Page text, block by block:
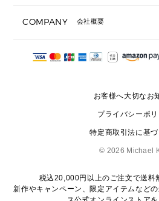
サンダル
スニーカー
▶ ウェア
ショッピングバッグを購入商品分送
注文後に完了メールが受信できないの
サイズ交換はできますか？
COMPANY 会社概要
会社概要
お客様へ大切なお
プライバシーポリ
特定商取引法に基
© 2026 Michael
税込20,000円以上のご注文で送料
新作やキャンペーン、限定アイテムなどの